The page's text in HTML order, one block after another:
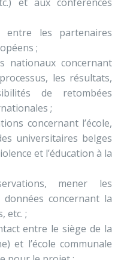
entre les partenaires
;
nationaux concernant
les résultats,
de retombées
;
concernant l’école,
universitaires belges
et l’éducation à la
mener les
concernant la
etc. ;
entre le siège de la
et l’école communale